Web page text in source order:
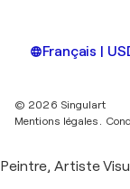
Français |
© 2026 Singulart
Mentions légales.
Peintre, Artiste